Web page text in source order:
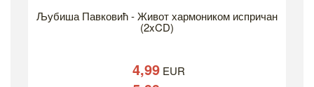
Љубиша Павковић - Живот хармоником испричан
(2xCD)
4,99 EUR